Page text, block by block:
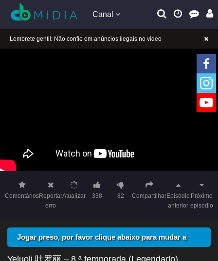
Canal
A tocar：Yeluoli 叶罗丽 – 8 ª temporada (Legendado)-02
ComentáriosReportar
erro
Atualizar 338 82 CompartilharEpisódio
anterior
Próximo
episódio
Jogar preso, por favor clique abaixo para mudar a
linha
Yeluoli 叶罗丽 – 8 ª temporada (Legendado)